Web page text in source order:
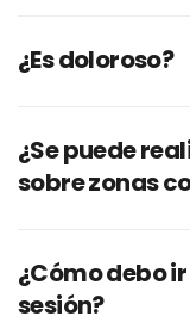
¿Es doloroso?
¿Se puede
sobre zonas
¿Cómo debo
sesión?